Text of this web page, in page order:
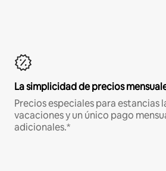
La simplicidad de precios
Precios especiales para estancias
vacaciones y un único pago
adicionales.*